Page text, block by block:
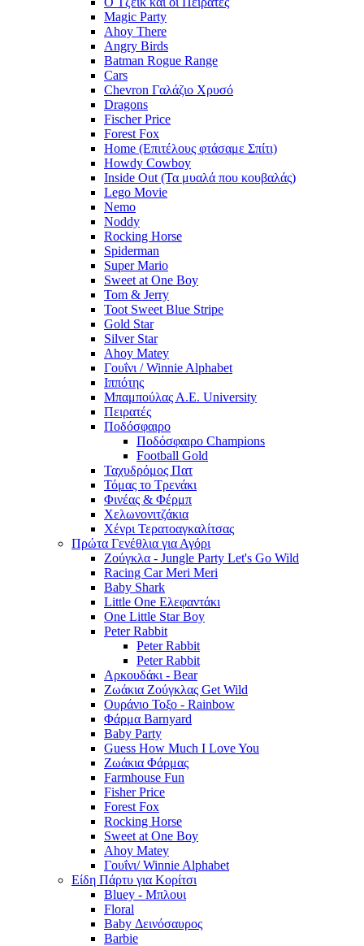
Magic Party
Ahoy There
Angry Birds
Batman Rogue Range
Cars
Chevron Γαλάζιο Χρυσό
Dragons
Fischer Price
Forest Fox
Home (Επιτέλους φτάσαμε Σπίτι)
Howdy Cowboy
Inside Out (Τα μυαλά που κουβαλάς)
Lego Movie
Nemo
Noddy
Rocking Horse
Spiderman
Super Mario
Sweet at One Boy
Tom & Jerry
Toot Sweet Blue Stripe
Gold Star
Silver Star
Ahoy Matey
Γουΐνι / Winnie Alphabet
Ιππότης
Μπαμπούλας Α.Ε. University
Πειρατές
Ποδόσφαιρο
Ποδόσφαιρο Champions
Football Gold
Ταχυδρόμος Πατ
Τόμας το Τρενάκι
Φινέας & Φέρμπ
Χελωνονιτζάκια
Χένρι Τερατοαγκαλίτσας
Πρώτα Γενέθλια για Αγόρι
Ζούγκλα - Jungle Party Let's Go Wild
Racing Car Meri Meri
Baby Shark
Little One Ελεφαντάκι
One Little Star Boy
Peter Rabbit
Peter Rabbit
Peter Rabbit
Αρκουδάκι - Bear
Ζωάκια Ζούγκλας Get Wild
Ουράνιο Τοξο - Rainbow
Φάρμα Barnyard
Baby Party
Guess How Much I Love You
Ζωάκια Φάρμας
Farmhouse Fun
Fisher Price
Forest Fox
Rocking Horse
Sweet at One Boy
Ahoy Matey
Γουΐνι/ Winnie Alphabet
Είδη Πάρτυ για Κορίτσι
Bluey - Μπλουι
Floral
Baby Δεινόσαυρος
Barbie